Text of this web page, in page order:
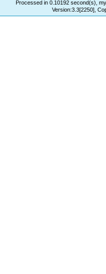
Processed in 0.10192 second(s),
Version:3.3[2250],